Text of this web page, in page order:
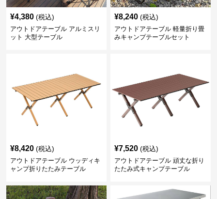
¥4,380 (税込)
アウトドアテーブル アルミスリ
ット 大型テーブル
¥8,240 (税込)
アウトドアテーブル 軽量折り畳
みキャンプテーブルセット
¥8,420 (税込)
アウトドアテーブル ウッディキ
ャンプ折りたたみテーブル
¥7,520 (税込)
アウトドアテーブル 頑丈な折り
たたみ式キャンプテーブル